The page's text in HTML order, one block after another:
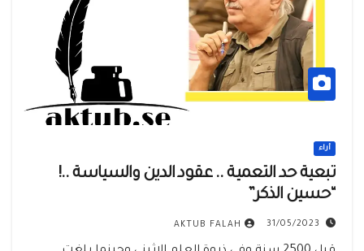
أراء
تبعية حد التعمية .. عقود الدين والسياسة ..!
“حسين الذكر”
31/05/2023
AKTUB FALAH